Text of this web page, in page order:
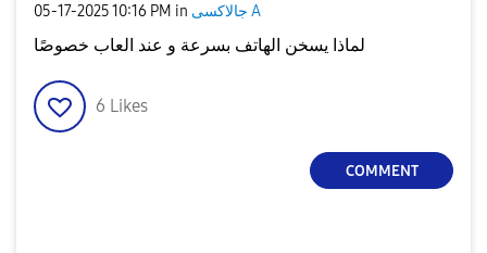
‎05-17-202510:16 PM in جالاكسى A
6 Likes
COMMENT